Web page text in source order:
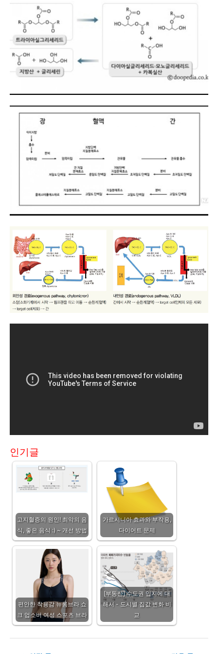
인기글
고지혈증의 원인! 최악의 음
식, 좋은 음식 :) ~ 개선 방법
가르시니아 효과와 부작용,
다이어트 문제
편안한 착용감 뉴롬브라 쇼
크 업소버 여성 스포츠 브라
[부동산] 수도권 입지에 대
해서 - 도시별 집값 변화 비
교